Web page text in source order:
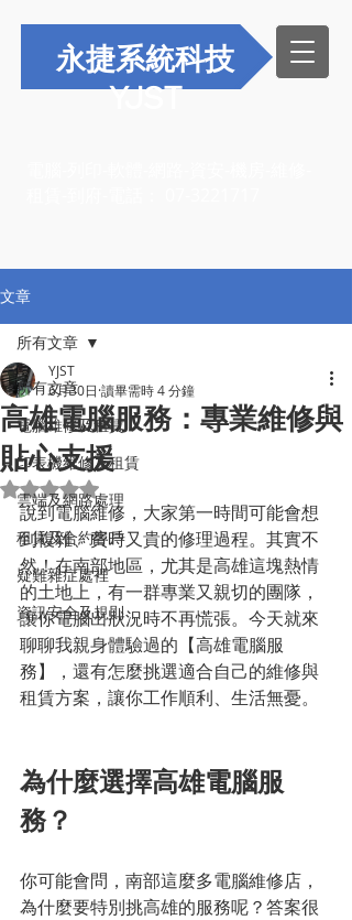
永捷系統科技
YJST
文章
所有文章
電腦維修及租賃
印表機維修及租賃
雲端及網路處理
租賃及合約客戶
疑難雜症處裡
資訊安全及規則
所有文章
高雄電腦服務：專業維修與
貼心支援
YJST
6月30日 讀畢需時 4 分鐘
評等為 NaN（最高為 5 顆星）。
說到電腦維修，大家第一時間可能會想
到複雜、費時又貴的修理過程。其實不
然！在南部地區，尤其是高雄這塊熱情
的土地上，有一群專業又親切的團隊，
讓你電腦出狀況時不再慌張。今天就來
聊聊我親身體驗過的【高雄電腦服
務】，還有怎麼挑選適合自己的維修與
租賃方案，讓你工作順利、生活無憂。
為什麼選擇高雄電腦服
務？
你可能會問，南部這麼多電腦維修店，
為什麼要特別挑高雄的服務呢？答案很